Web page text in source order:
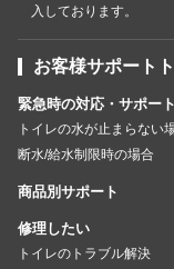
入しております。
お客様サポート
緊急時の対応・サポート
トイレの水が止まらない
断水/給水制限時の場合
商品別サポート
修理したい
トイレのトラブル解決